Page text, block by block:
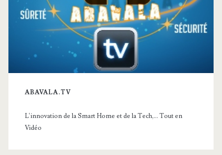
ABAVALA.TV
L'innovation de la Smart Home et de la Tech,... Tout en
Vidéo